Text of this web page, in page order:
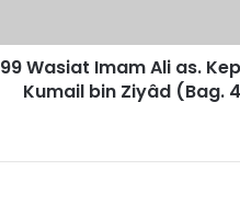
99 Wasiat Imam Ali as.
Kumail bin Ziyâd (Bag.